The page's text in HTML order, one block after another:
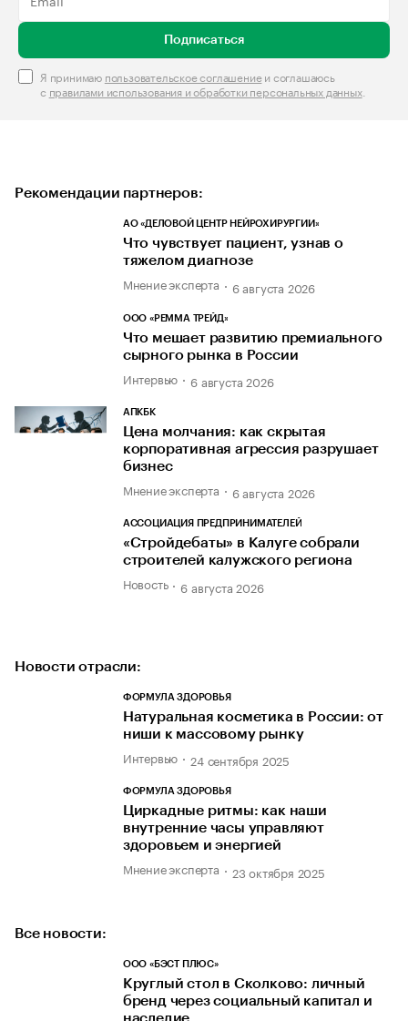
Подписаться
Я принимаю пользовательское соглашениеи соглашаюсь
с правилами использования и обработки персональных данных.
Рекомендации партнеров:
АО «ДЕЛОВОЙ ЦЕНТР НЕЙРОХИРУРГИИ»
Что чувствует пациент, узнав о
тяжелом диагнозе
Мнение эксперта 6 августа 2026
ООО «РЕММА ТРЕЙД»
Что мешает развитию премиального
сырного рынка в России
Интервью 6 августа 2026
АПКБК
Цена молчания: как скрытая
корпоративная агрессия разрушает
бизнес
Мнение эксперта 6 августа 2026
АССОЦИАЦИЯ ПРЕДПРИНИМАТЕЛЕЙ
«Стройдебаты» в Калуге собрали
строителей калужского региона
Новость 6 августа 2026
Новости отрасли:
ФОРМУЛА ЗДОРОВЬЯ
Натуральная косметика в России: от
ниши к массовому рынку
Интервью 24 сентября 2025
ФОРМУЛА ЗДОРОВЬЯ
Циркадные ритмы: как наши
внутренние часы управляют
здоровьем и энергией
Мнение эксперта 23 октября 2025
Все новости:
ООО «БЭСТ ПЛЮС»
Круглый стол в Сколково: личный
бренд через социальный капитал и
наследие